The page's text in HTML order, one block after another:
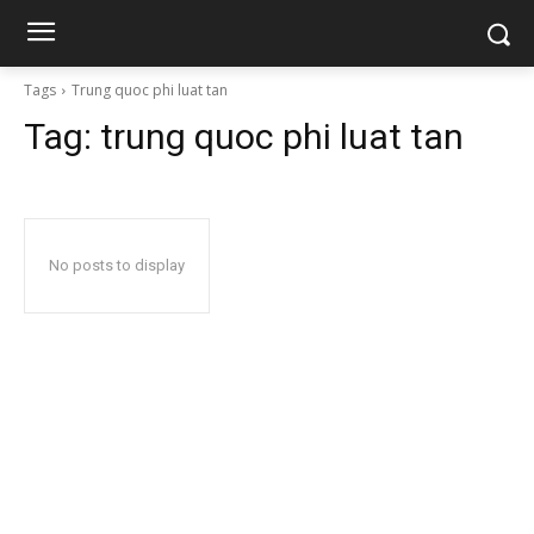
Tags Trung quoc phi luat tan
Tag: trung quoc phi luat tan
No posts to display